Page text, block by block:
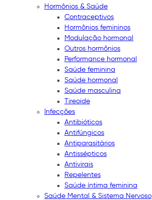
Hormônios & Saúde
Contraceptivos
Hormônios femininos
Modulação hormonal
Outros hormônios
Performance hormonal
Saúde feminina
Saúde hormonal
Saúde masculina
Tireoide
Infecções
Antibióticos
Antifúngicos
Antiparasitários
Antissépticos
Antivirais
Repelentes
Saúde íntima feminina
Saúde Mental & Sistema Nervoso